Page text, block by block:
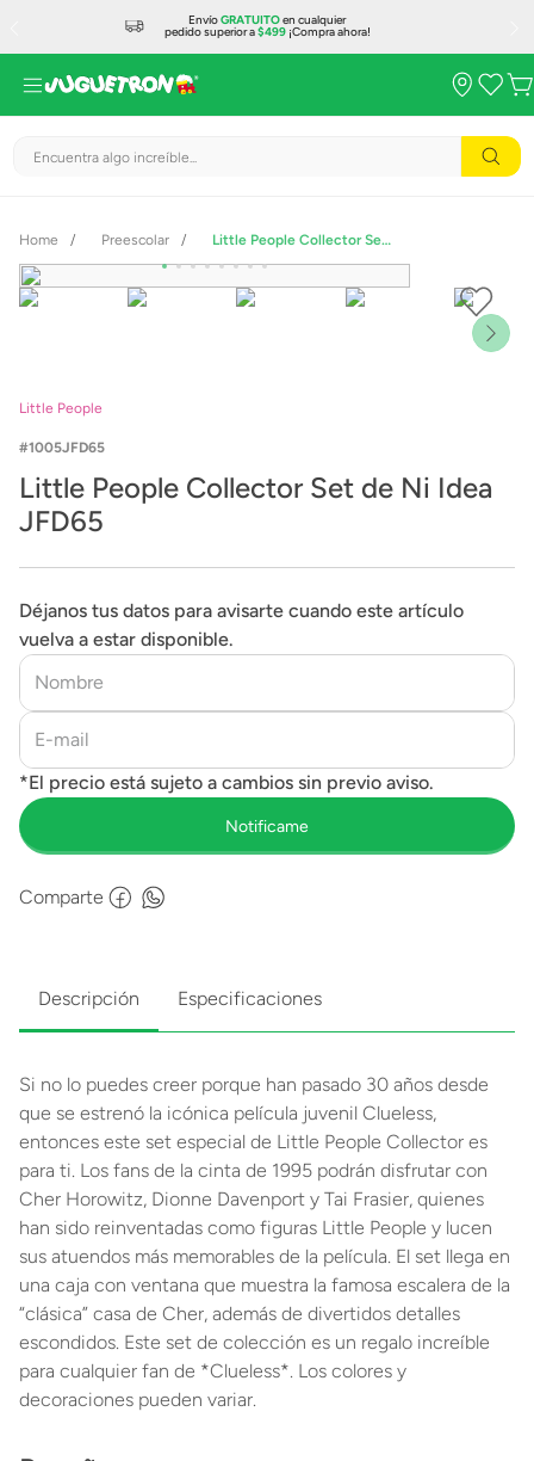
EnvíoGRATUITOen cualquier
pedido superior a$499¡Compra ahora!
Encuentra algo increíble...
Preescolar Little People Collector Set de Ni Idea JFD65
Little People
1005JFD65
Little People Collector Set de Ni Idea
JFD65
Déjanos tus datos para avisarte cuando este artículo
vuelva a estar disponible.
Comparte
Descripción Especificaciones
Si no lo puedes creer porque han pasado 30 años desde
que se estrenó la icónica película juvenil Clueless,
entonces este set especial de Little People Collector es
para ti. Los fans de la cinta de 1995 podrán disfrutar con
Cher Horowitz, Dionne Davenport y Tai Frasier, quienes
han sido reinventadas como figuras Little People y lucen
sus atuendos más memorables de la película. El set llega en
una caja con ventana que muestra la famosa escalera de la
“clásica” casa de Cher, además de divertidos detalles
escondidos. Este set de colección es un regalo increíble
para cualquier fan de *Clueless*. Los colores y
decoraciones pueden variar.